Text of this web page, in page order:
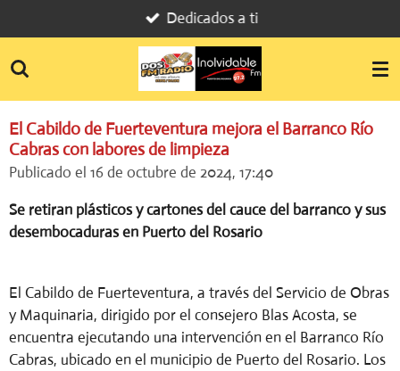
al
contenido
Dedicados a ti
El Cabildo de Fuerteventura mejora el Barranco Río
Cabras con labores de limpieza
Publicado el 16 de octubre de 2024, 17:40
Se retiran plásticos y cartones del cauce del barranco y sus
desembocaduras en Puerto del Rosario
El Cabildo de Fuerteventura, a través del Servicio de Obras
y Maquinaria, dirigido por el consejero Blas Acosta, se
encuentra ejecutando una intervención en el Barranco Río
Cabras, ubicado en el municipio de Puerto del Rosario. Los